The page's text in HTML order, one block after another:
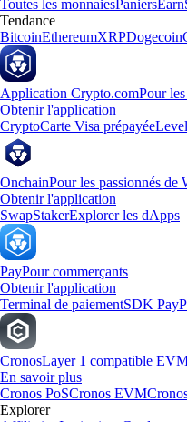
Toutes les monnaiesPaniersEarn
Tendance
BitcoinEthereumXRPDogecoin
Application Crypto.comPour
Obtenir l'application
CryptoCarte Visa prépayée
OnchainPour les passionnés de
Obtenir l'application
SwapStakerExplorer les dApps
PayPour commerçants
Obtenir l'application
Terminal de paiementSDK Pay
CronosLayer 1 compatible
En savoir plus
Cronos PoSCronos EVM
Explorer